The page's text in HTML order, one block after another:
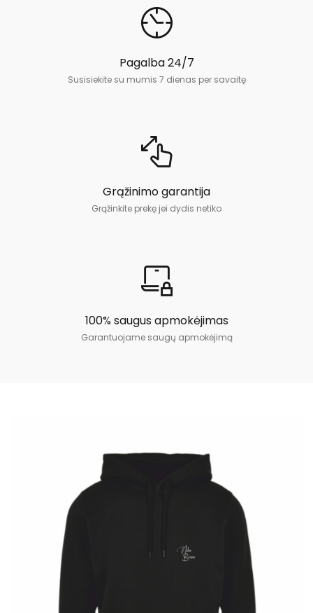
Pagalba 24/7
Susisiekite su mumis 7 dienas per savaitę
Grąžinimo garantija
Grąžinkite prekę jei dydis netiko
100% saugus apmokėjimas
Garantuojame saugų apmokėjimą